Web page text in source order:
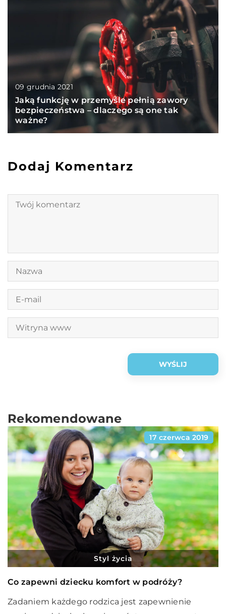
09 grudnia 2021
Jaką funkcję w przemyśle pełnią zawory
bezpieczeństwa – dlaczego są one tak
ważne?
Dodaj Komentarz
Rekomendowane
17 czerwca 2019
Styl życia
Co zapewni dziecku komfort w podróży?
Zadaniem każdego rodzica jest zapewnienie